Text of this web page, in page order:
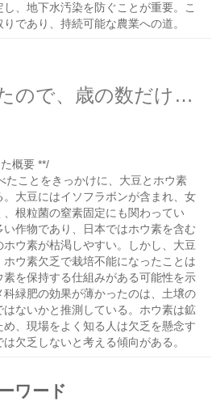
、地下水汚染を防ぐことが重要。こ
であり、持続可能な農業への道。
昨日は節分だったので、歳の数だけダイズを食べた
概要 **/
たことをきっかけに、大豆とホウ素
大豆にはイソフラボンが含まれ、女
根粒菌の窒素固定にも関わってい
作物であり、日本ではホウ素を含む
ウ素が枯渇しやすい。しかし、大豆
ウ素欠乏で栽培不能になったことは
を保持する仕組みがある可能性を示
緑肥の効果が薄かったのは、土壌の
ないかと推測している。ホウ素は鉱
、現場をよく知る人は欠乏を懸念す
欠乏しないと考える傾向がある。
ワード